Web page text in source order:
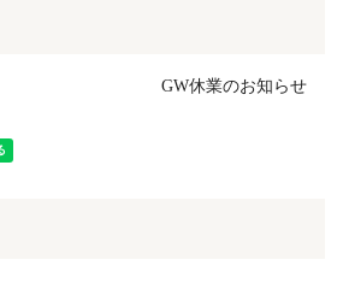
GW休業のお知らせ